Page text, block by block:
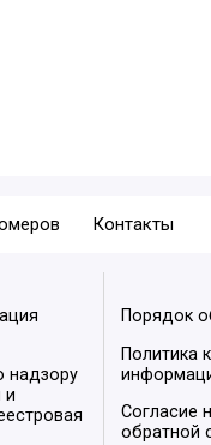
Контакты
надзору
и
Порядок
Политика
Согласие
обратной